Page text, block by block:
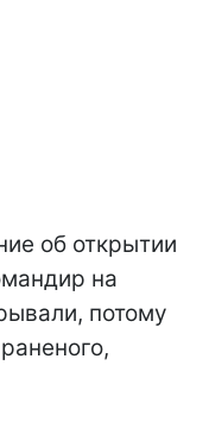
об открытии
на
потому